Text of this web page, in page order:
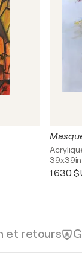
39x39in
1 630
et retours